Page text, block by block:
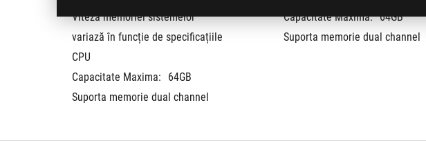
Viteza memoriei sistemelor
variază în funcție de specificațiile
CPU
Capacitate Maxima:
64GB
Suporta memorie dual channel
Capacitate Maxima: 64GB
Suporta memorie dual channel